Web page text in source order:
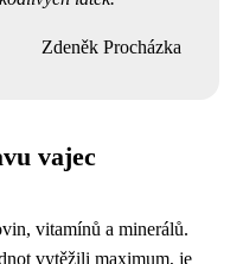
Zdeněk Procházka
vajec
vitamínů a minerálů.
vytěžili maximum, je